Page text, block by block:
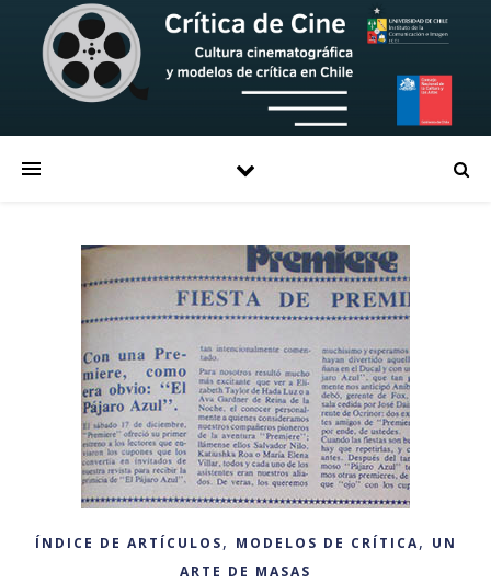
ÍNDICE DE ARTÍCULOS, MODELOS DE CRÍTICA, UN
ARTE DE MASAS